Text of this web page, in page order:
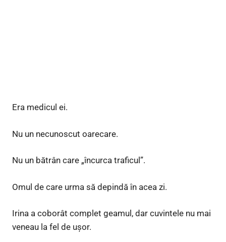
Era medicul ei.
Nu un necunoscut oarecare.
Nu un bătrân care „încurca traficul”.
Omul de care urma să depindă în acea zi.
Irina a coborât complet geamul, dar cuvintele nu mai
veneau la fel de ușor.